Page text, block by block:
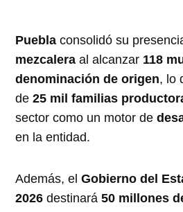
Puebla consolidó su
mezcalera al alcanzar 118
denominación de origen, lo
de25 mil familias
sector como un motor de
en la entidad.
Además, elGobierno del
2026 destinará50 millones